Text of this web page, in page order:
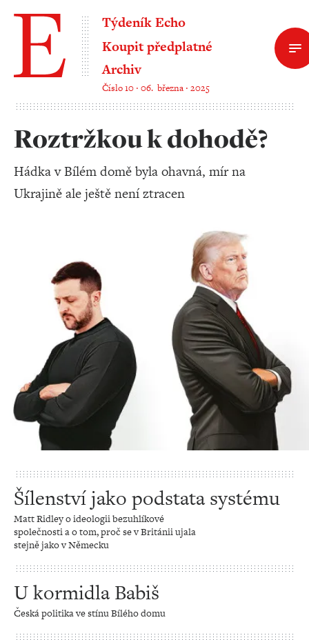
Týdeník Echo
Koupit předplatné
Archiv
Číslo 10 ‧ 06. března ‧ 2025
Roztržkou k dohodě?
Hádka v Bílém domě byla ohavná, mír na
Ukrajině ale ještě není ztracen
Šílenství jako podstata systému
Matt Ridley o ideologii bezuhlíkové
společnosti a o tom, proč se v Británii ujala
stejně jako v Německu
U kormidla Babiš
Česká politika ve stínu Bílého domu